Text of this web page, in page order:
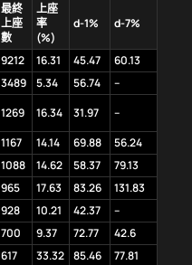
最終
上座
數
上座
率
(%)
d-1% d-7%
9212 16.31 45.47
60.13
3489 5.34 56.74
–
1269 16.34 31.97
–
1167 14.14 69.88
56.24
1088 14.62 58.37
79.13
965 17.63 83.26
131.83
928 10.21 42.37
–
700 9.37 72.77
42.6
617 33.32 85.46
77.81